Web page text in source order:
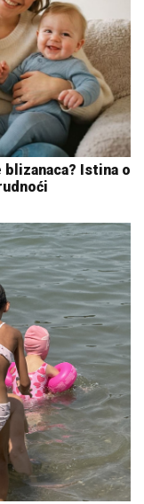
blizanaca? Istina o